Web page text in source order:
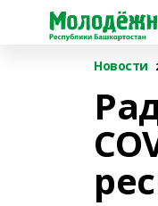
Новости